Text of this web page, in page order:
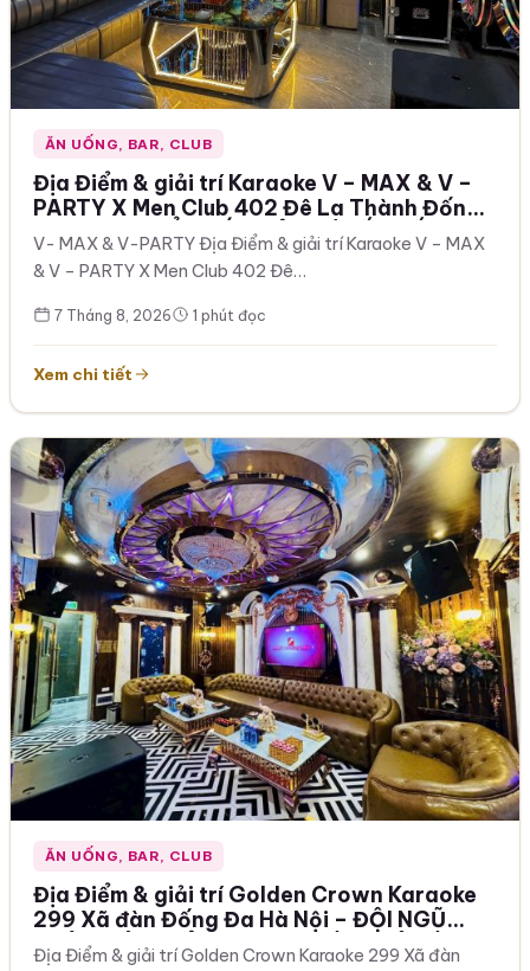
ĂN UỐNG, BAR, CLUB
Địa Điểm & giải trí Karaoke V – MAX & V –
PARTY X Men Club 402 Đê La Thành Đống
Đa Hà Nội ĐIỂM ĐẾN GIẢI TRÍ SỐ 1 ĐỐNG
ĐA 0963259599
V- MAX & V-PARTY Địa Điểm & giải trí Karaoke V – MAX
& V – PARTY X Men Club 402 Đê…
7 Tháng 8, 2026 1 phút đọc
Xem chi tiết
ĂN UỐNG, BAR, CLUB
Địa Điểm & giải trí Golden Crown Karaoke
299 Xã đàn Đống Đa Hà Nội – ĐỘI NGŨ
NHÂN VIÊN TRẺ ĐẸP NHIỆT TÌNH VÔ CÙNG
Địa Điểm & giải trí Golden Crown Karaoke 299 Xã đàn